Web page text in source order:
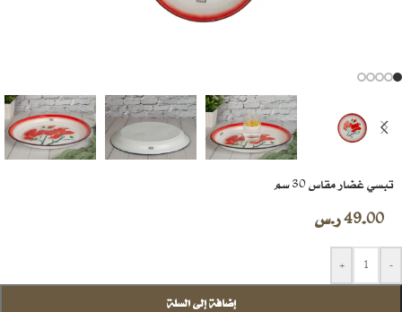
تبسي غضار مقاس 30 سم
49.00ر.س
-
+
إضافة إلى السلة